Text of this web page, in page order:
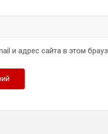
и адрес сайта в этом